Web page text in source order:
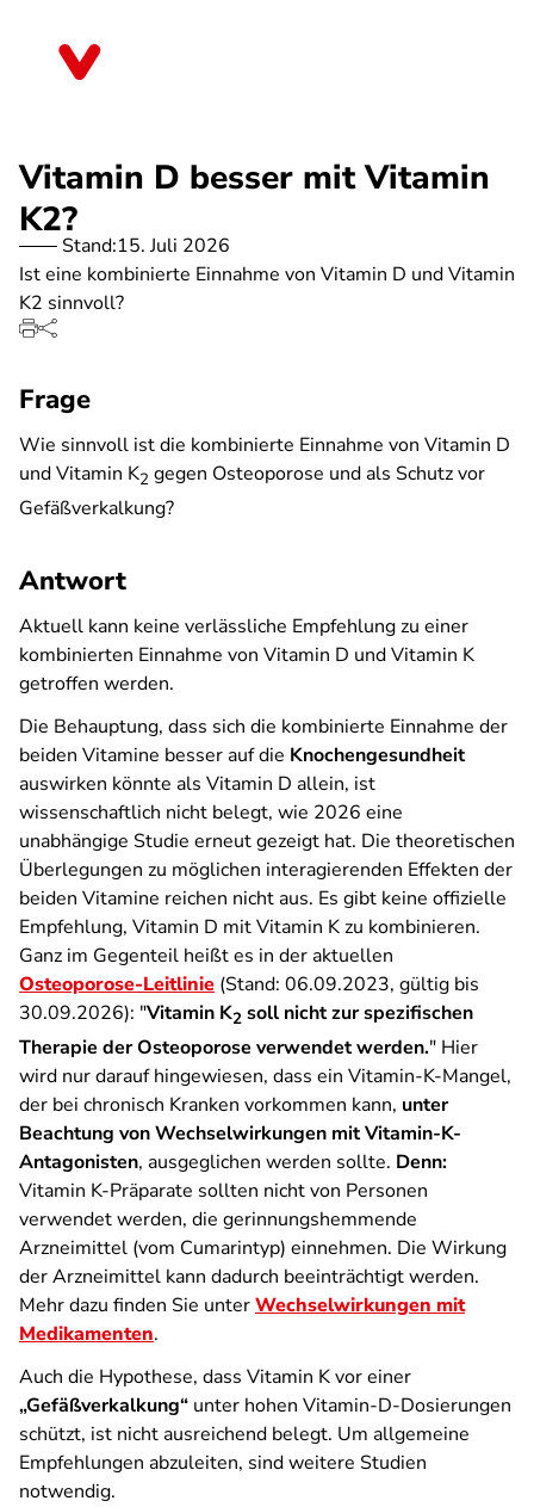
Vitamin D besser mit Vitamin
K2?
Stand:15. Juli 2026
Ist eine kombinierte Einnahme von Vitamin D und Vitamin
K2 sinnvoll?
Frage
Wie sinnvoll ist die kombinierte Einnahme von Vitamin D
und Vitamin K2 gegen Osteoporose und als Schutz vor
Gefäßverkalkung?
Antwort
Aktuell kann keine verlässliche Empfehlung zu einer
kombinierten Einnahme von Vitamin D und Vitamin K
getroffen werden.
Die Behauptung, dass sich die kombinierte Einnahme der
beiden Vitamine besser auf die Knochengesundheit
auswirken könnte als Vitamin D allein, ist
wissenschaftlich nicht belegt, wie 2026 eine
unabhängige Studie erneut gezeigt hat. Die theoretischen
Überlegungen zu möglichen interagierenden Effekten der
beiden Vitamine reichen nicht aus. Es gibt keine offizielle
Empfehlung, Vitamin D mit Vitamin K zu kombinieren.
Ganz im Gegenteil heißt es in der aktuellen
Osteoporose-Leitlinie (Stand: 06.09.2023, gültig bis
30.09.2026): "Vitamin K2 soll nicht zur spezifischen
Therapie der Osteoporose verwendet werden." Hier
wird nur darauf hingewiesen, dass ein Vitamin-K-Mangel,
der bei chronisch Kranken vorkommen kann, unter
Beachtung von Wechselwirkungen mit Vitamin-K-
Antagonisten, ausgeglichen werden sollte. Denn:
Vitamin K-Präparate sollten nicht von Personen
verwendet werden, die gerinnungshemmende
Arzneimittel (vom Cumarintyp) einnehmen. Die Wirkung
der Arzneimittel kann dadurch beeinträchtigt werden.
Mehr dazu finden Sie unterWechselwirkungen mit
Medikamenten.
Auch die Hypothese, dass Vitamin K vor einer
„Gefäßverkalkung“ unter hohen Vitamin-D-Dosierungen
schützt, ist nicht ausreichend belegt. Um allgemeine
Empfehlungen abzuleiten, sind weitere Studien
notwendig.